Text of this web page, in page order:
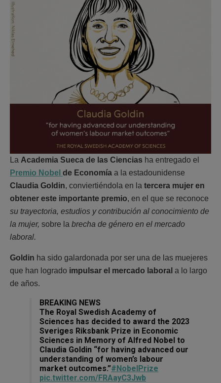
La Academia Sueca de las Ciencias ha entregado el
Premio Nobel de Economía a la estadounidense
Claudia Goldin, conviertiéndola en la tercera mujer en
obtener este importante premio, en el que se reconoce
su trayectoria, estudios y contribución al conocimiento de
la mujer, sobre la brecha de género en el mercado
laboral.
Goldin ha sido galardonada por ser una de las muejeres
que han logrado impulsar el mercado laboral a lo largo
de años.
BREAKING NEWS
The Royal Swedish Academy of
Sciences has decided to award the 2023
Sveriges Riksbank Prize in Economic
Sciences in Memory of Alfred Nobel to
Claudia Goldin “for having advanced our
understanding of women’s labour
market outcomes.”#NobelPrize
pic.twitter.com/FRAayC3Jwb